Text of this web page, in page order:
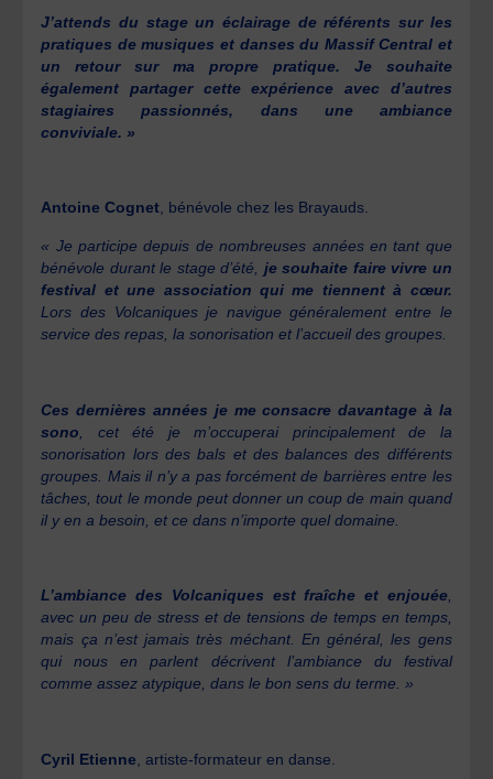
J’attends du stage un éclairage de référents sur les
pratiques de musiques et danses du Massif Central et
un retour sur ma propre pratique. Je souhaite
également partager cette expérience avec d’autres
stagiaires passionnés, dans une ambiance
conviviale. »
Antoine Cognet, bénévole chez les Brayauds.
« Je participe depuis de nombreuses années en tant que
bénévole durant le stage d’été, je souhaite faire vivre un
festival et une association qui me tiennent à cœur.
Lors des Volcaniques je navigue généralement entre le
service des repas, la sonorisation et l’accueil des groupes.
Ces dernières années je me consacre davantage à la
sono , cet été je m’occuperai principalement de la
sonorisation lors des bals et des balances des différents
groupes. Mais il n’y a pas forcément de barrières entre les
tâches, tout le monde peut donner un coup de main quand
il y en a besoin, et ce dans n’importe quel domaine.
L’ambiance des Volcaniques est fraîche et enjouée,
avec un peu de stress et de tensions de temps en temps,
mais ça n’est jamais très méchant. En général, les gens
qui nous en parlent décrivent l’ambiance du festival
comme assez atypique, dans le bon sens du terme. »
Cyril Etienne , artiste-formateur en danse.